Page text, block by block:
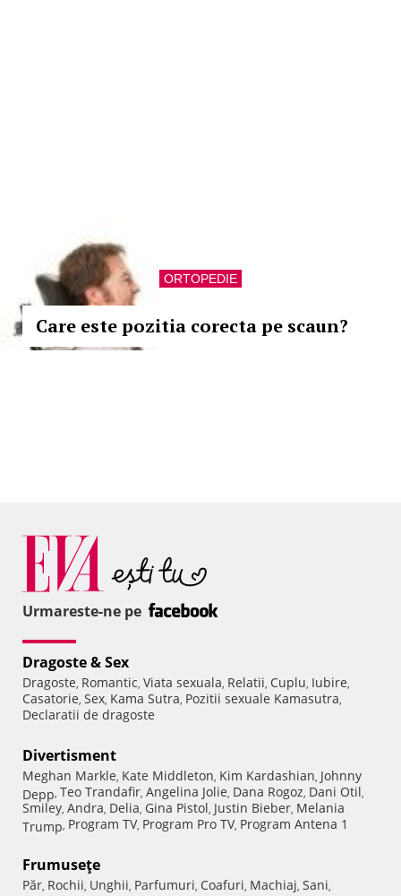
ORTOPEDIE
Care este pozitia corecta pe scaun?
Urmareste-ne pe
Dragoste & Sex
Dragoste, Romantic, Viata sexuala, Relatii, Cuplu, Iubire,
Casatorie, Sex, Kama Sutra, Pozitii sexuale Kamasutra,
Declaratii de dragoste
Divertisment
Meghan Markle, Kate Middleton, Kim Kardashian, Johnny
Depp, Teo Trandafir, Angelina Jolie, Dana Rogoz, Dani Otil,
Smiley, Andra, Delia, Gina Pistol, Justin Bieber, Melania
Trump, Program TV, Program Pro TV, Program Antena 1
Frumuseţe
Păr, Rochii, Unghii, Parfumuri, Coafuri, Machiaj, Sani,